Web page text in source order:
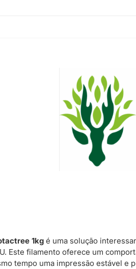
1kg é uma solução
Este filamento oferece um
tempo uma impressão estável e